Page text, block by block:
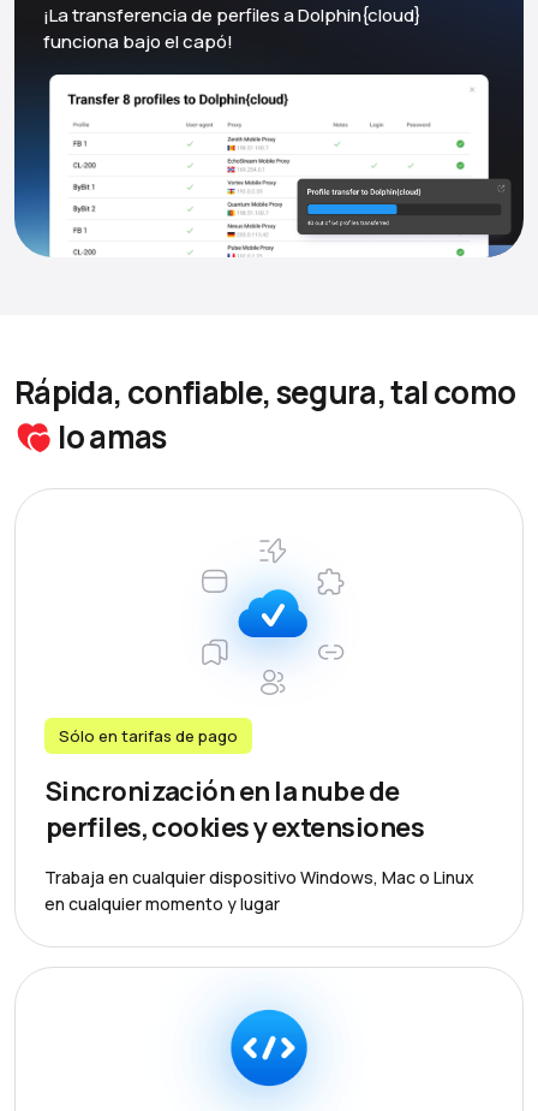
¡La transferencia de perfiles a Dolphin{cloud}
funciona bajo el capó!
Rápida, confiable, segura, tal como
lo amas
Sólo en tarifas de pago
Sincronización en la nube de
perfiles, cookies y extensiones
Trabaja en cualquier dispositivo Windows, Mac o Linux
en cualquier momento y lugar